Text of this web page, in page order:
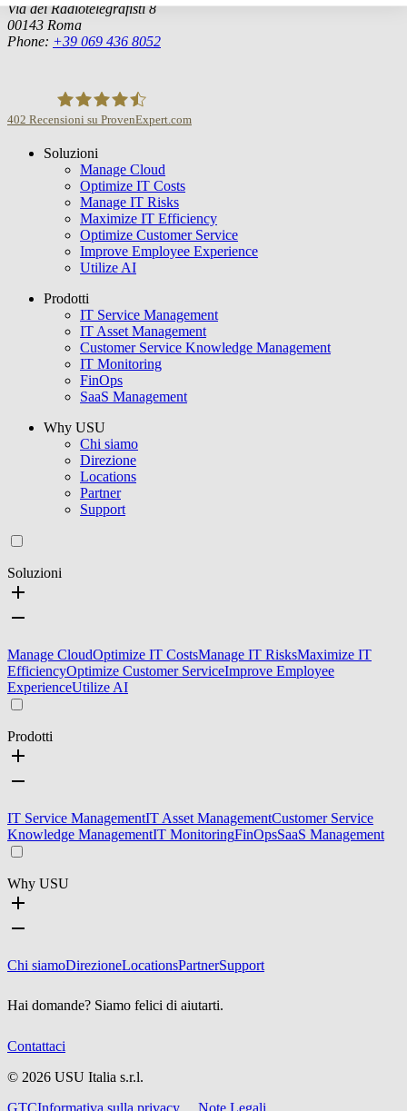
Via dei Radiotelegrafisti 8
00143 Roma
Phone: +39 069 436 8052
USU GmbH
402 Recensioni su ProvenExpert.com
Soluzioni
Manage Cloud
Optimize IT Costs
Manage IT Risks
Maximize IT Efficiency
Optimize Customer Service
Improve Employee Experience
Utilize AI
Prodotti
IT Service Management
IT Asset Management
Customer Service Knowledge Management
IT Monitoring
FinOps
SaaS Management
Why USU
Chi siamo
Direzione
Locations
Partner
Support
Soluzioni
Manage CloudOptimize IT CostsManage IT RisksMaximize IT
EfficiencyOptimize Customer ServiceImprove Employee
ExperienceUtilize AI
Prodotti
IT Service ManagementIT Asset ManagementCustomer Service
Knowledge ManagementIT MonitoringFinOpsSaaS Management
Why USU
Chi siamoDirezioneLocationsPartnerSupport
Hai domande? Siamo felici di aiutarti.
Contattaci
© 2026 USU Italia s.r.l.